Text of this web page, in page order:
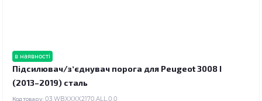
в наявності
Підсилювач/зʼєднувач порога для Peugeot 3008 I
(2013–2019) сталь
Код товару: 03.WBXXXX2170.ALL.0.0